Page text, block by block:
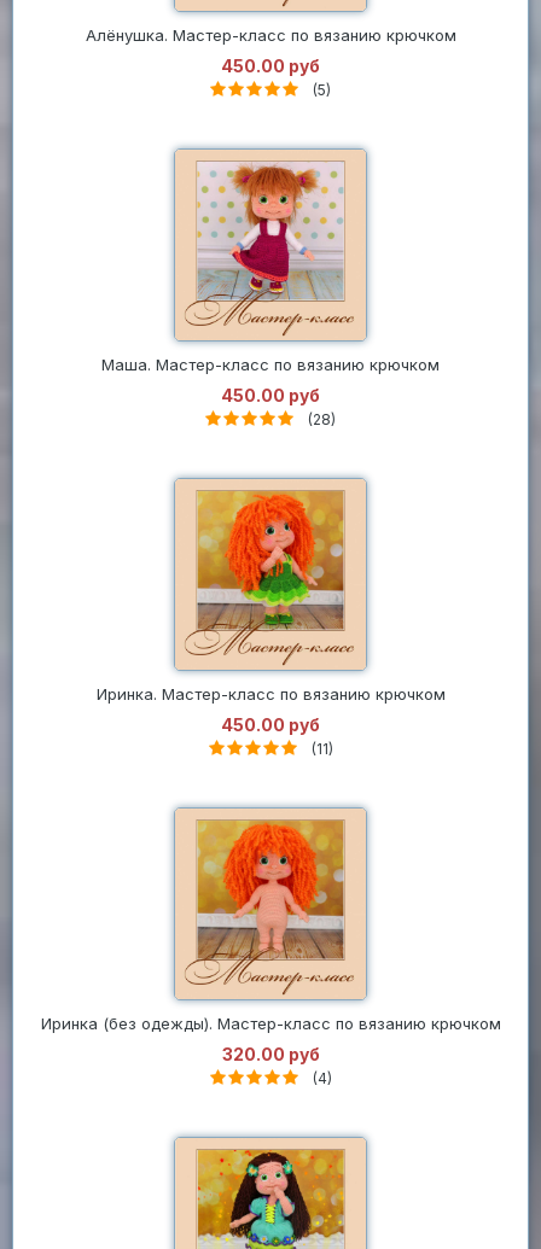
Алёнушка. Мастер-класс по вязанию крючком
450.00 руб
(5)
Маша. Мастер-класс по вязанию крючком
450.00 руб
(28)
Иринка. Мастер-класс по вязанию крючком
450.00 руб
(11)
Иринка (без одежды). Мастер-класс по вязанию крючком
320.00 руб
(4)